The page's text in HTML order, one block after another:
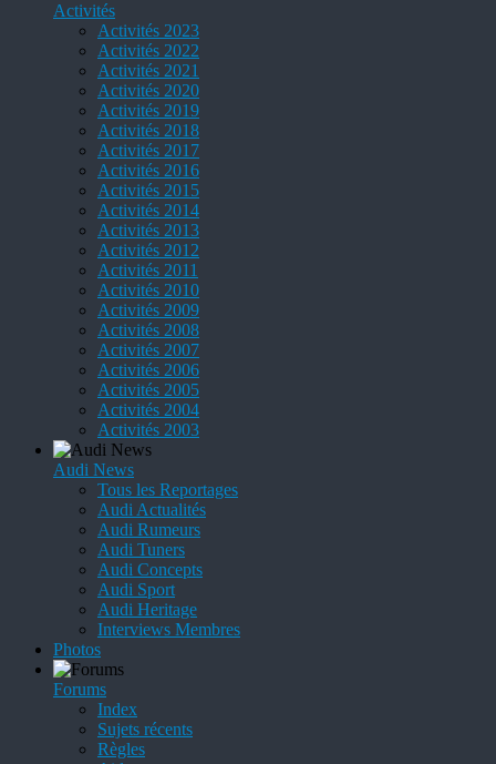
Activités
Activités 2023
Activités 2022
Activités 2021
Activités 2020
Activités 2019
Activités 2018
Activités 2017
Activités 2016
Activités 2015
Activités 2014
Activités 2013
Activités 2012
Activités 2011
Activités 2010
Activités 2009
Activités 2008
Activités 2007
Activités 2006
Activités 2005
Activités 2004
Activités 2003
Audi News
Tous les Reportages
Audi Actualités
Audi Rumeurs
Audi Tuners
Audi Concepts
Audi Sport
Audi Heritage
Interviews Membres
Photos
Forums
Index
Sujets récents
Règles